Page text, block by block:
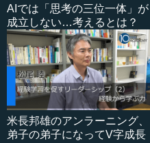
AIでは「思考の三位一体」が
成立しない…考えるとは？
米長邦雄のアンラーニング、
弟子の弟子になってV字成長